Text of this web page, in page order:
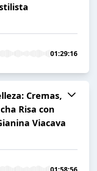
01:29:16
Cremas,
Risa con
Viacava